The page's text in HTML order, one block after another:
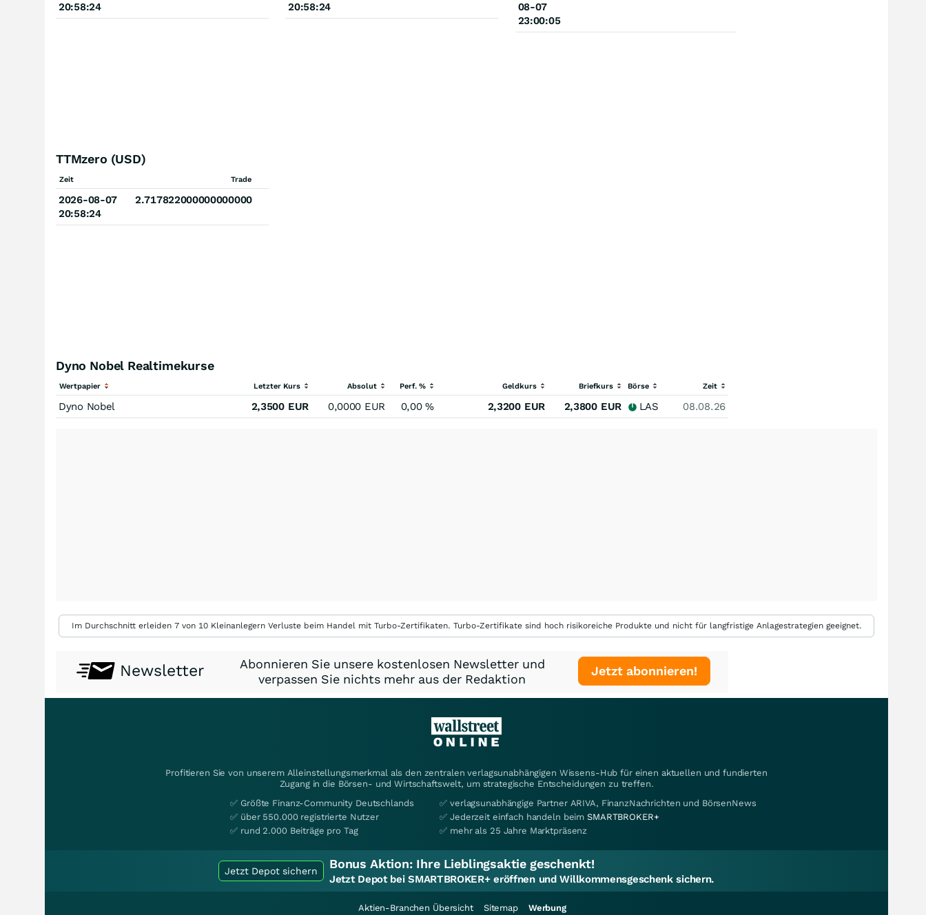
20:58:24
20:58:24
08-07
23:00:05
TTMzero (USD)
Zeit Trade
2026-08-07
20:58:24
2.717822000000000000
Dyno Nobel Realtimekurse
Wertpapier Letzter Kurs Absolut Perf. % Geldkurs Briefkurs Börse Zeit
Dyno Nobel 2,3500 EUR 0,0000 EUR 0,00% 2,3200 EUR 2,3800 EUR LAS 08.08.26
Im Durchschnitt erleiden 7 von 10 Kleinanlegern Verluste beim Handel mit Turbo-Zertifikaten. Turbo-Zertifikate sind hoch risikoreiche Produkte und nicht für langfristige Anlagestrategien geeignet.
Newsletter
Abonnieren Sie unsere kostenlosen Newsletter und
verpassen Sie nichts mehr aus der Redaktion
Jetzt abonnieren!
Profitieren Sie von unserem Alleinstellungsmerkmal als den zentralen verlagsunabhängigen Wissens-Hub für einen aktuellen und fundierten
Zugang in die Börsen- und Wirtschaftswelt, um strategische Entscheidungen zu treffen.
✅ Größte Finanz-Community Deutschlands
✅ über 550.000 registrierte Nutzer
✅ rund 2.000 Beiträge pro Tag
✅ verlagsunabhängige Partner ARIVA, FinanzNachrichten und BörsenNews
✅ Jederzeit einfach handeln beimSMARTBROKER+
✅ mehr als 25 Jahre Marktpräsenz
Jetzt Depot sichern Bonus Aktion: Ihre Lieblingsaktie geschenkt!
Jetzt Depot bei SMARTBROKER+ eröffnen und Willkommensgeschenk sichern.
Aktien-Branchen Übersicht Sitemap Werbung